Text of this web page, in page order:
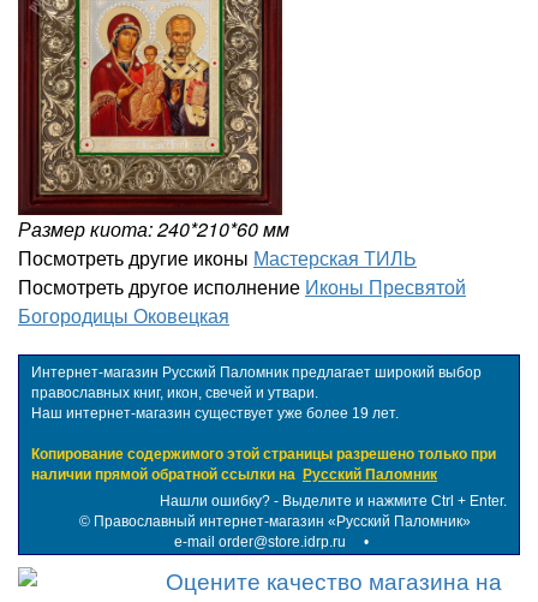
Размер киота: 240*210*60 мм
Посмотреть другие иконы Мастерская ТИЛЬ
Посмотреть другое исполнение Иконы Пресвятой
Богородицы Оковецкая
Интернет-магазин Русский Паломник предлагает широкий выбор
православных книг, икон, свечей и утвари.
Наш интернет-магазин существует уже более 19 лет.
Копирование содержимого этой страницы разрешено только при
наличии прямой обратной ссылки на Русский Паломник
Нашли ошибку? - Выделите и нажмите Ctrl + Enter.
© Православный интернет-магазин «Русский Паломник»
e-mail order@store.idrp.ru •